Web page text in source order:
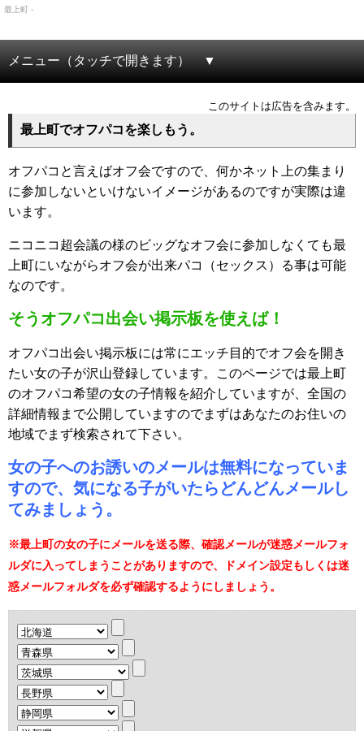
最上町 -
メニュー（タッチで開きます）
このサイトは広告を含みます。
最上町でオフパコを楽しもう。
オフパコと言えばオフ会ですので、何かネット上の集まり
に参加しないといけないイメージがあるのですが実際は違
います。
ニコニコ超会議の様のビッグなオフ会に参加しなくても最
上町にいながらオフ会が出来パコ（セックス）る事は可能
なのです。
そうオフパコ出会い掲示板を使えば！
オフパコ出会い掲示板には常にエッチ目的でオフ会を開き
たい女の子が沢山登録しています。このページでは最上町
のオフパコ希望の女の子情報を紹介していますが、全国の
詳細情報まで公開していますのでまずはあなたのお住いの
地域でまず検索されて下さい。
女の子へのお誘いのメールは無料になっていま
すので、気になる子がいたらどんどんメールし
てみましょう。
※最上町の女の子にメールを送る際、確認メールが迷惑メールフォ
ルダに入ってしまうことがありますので、ドメイン設定もしくは迷
惑メールフォルダを必ず確認するようにしましょう。